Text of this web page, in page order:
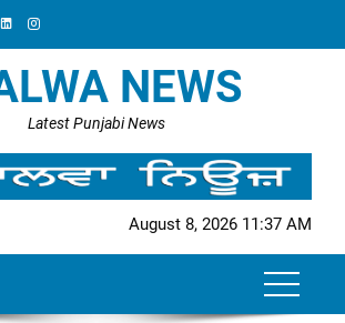
NEWS
Latest Punjabi News
August 8, 2026 11:37 AM